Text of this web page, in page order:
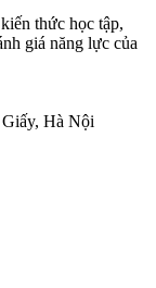
thức học tập,
giá năng lực của
Hà Nội